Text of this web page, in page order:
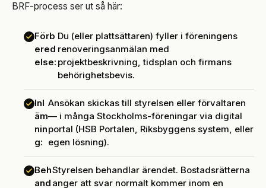
BRF-process ser ut så här:
Förb
ered
else:
Du (eller plattsättaren) fyller i föreningens
renoveringsanmälan med
projektbeskrivning, tidsplan och firmans
behörighetsbevis.
Inl
äm
nin
g:
Ansökan skickas till styrelsen eller förvaltaren
— i många Stockholms-föreningar via digital
portal (HSB Portalen, Riksbyggens system, eller
egen lösning).
Beh
and
Styrelsen behandlar ärendet. Bostadsrätterna
anger att svar normalt kommer inom en